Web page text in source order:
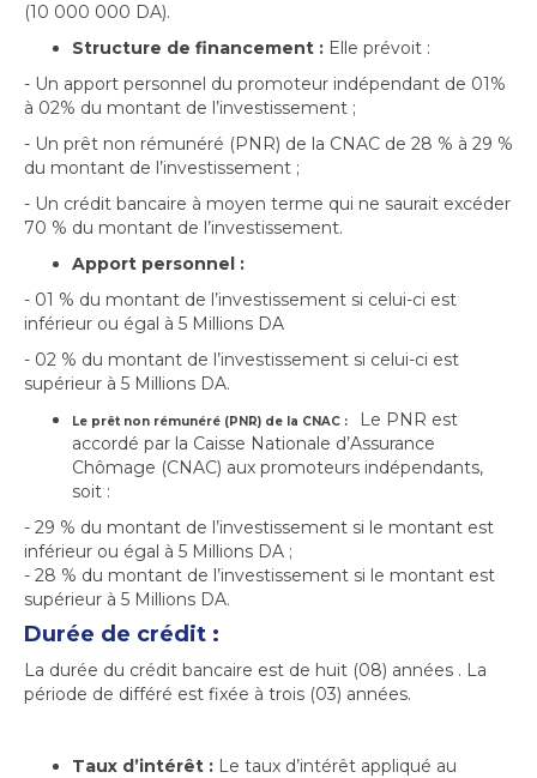
(10 000 000 DA).
Structure de financement : Elle prévoit :
- Un apport personnel du promoteur indépendant de 01%
à 02% du montant de l’investissement ;
- Un prêt non rémunéré (PNR) de la CNAC de 28 % à 29 %
du montant de l’investissement ;
- Un crédit bancaire à moyen terme qui ne saurait excéder
70 % du montant de l’investissement.
Apport personnel :
- 01 % du montant de l’investissement si celui-ci est
inférieur ou égal à 5 Millions DA
- 02 % du montant de l’investissement si celui-ci est
supérieur à 5 Millions DA.
Le prêt non rémunéré (PNR) de la CNAC :
Le PNR est
accordé par la Caisse Nationale d’Assurance
Chômage (CNAC) aux promoteurs indépendants,
soit :
- 29 % du montant de l’investissement si le montant est
inférieur ou égal à 5 Millions DA ;
- 28 % du montant de l’investissement si le montant est
supérieur à 5 Millions DA.
Durée de crédit :
La durée du crédit bancaire est de huit (08) années . La
période de différé est fixée à trois (03) années.
Taux d’intérêt : Le taux d’intérêt appliqué au